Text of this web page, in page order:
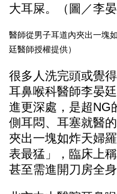
醫師從男子耳道內夾出一塊
廷醫師授權提供）
很多人洗完頭或覺
耳鼻喉科醫師李晏
進更深處，是超NG
側耳悶、耳塞就醫
夾出一塊如炸天婦
表最猛」，臨床上
甚至需進開刀房全